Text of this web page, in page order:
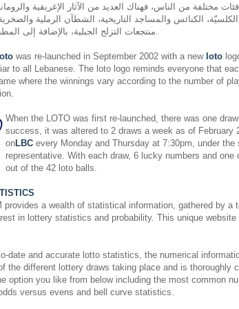
مختلفة من الناس، فهناك العديد من الآثار الإغريقية
الكلسيّة، الكنائس والمساجد التاريخية، الشطآن الرملية
منتجعات التزلج الجبلية، بالإضافة إلى المطبخ اللبناني المشهور عالميًّا.
loto was re-launched in September 2002 with a new loto
to all Lebanese. The loto logo reminds everyone that
where the winnings vary according to the number of
When the LOTO was first re-launched, there was one
success, it was altered to 2 draws a week as of February
onLBC every Monday and Thursday at 7:30pm, under
representative. With each draw, 6 lucky numbers and one
out of the 42 loto balls.
provides a wealth of statistical information, gathered by
in lottery statistics and probability. This unique
date and accurate lotto statistics, the numerical
the different lottery draws taking place and is thoroughly
option you like from below including the most common
versus evens and bell curve statistics.